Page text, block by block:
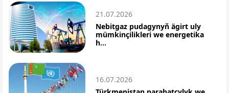
21.07.2026
Nebitgaz pudagynyň ägirt uly
mümkinçilikleri we energetika
h...
16.07.2026